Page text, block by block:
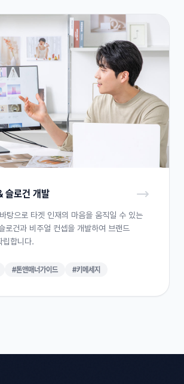
슬로건 개발
탕으로 타겟 인재의 마음을 움직일 수 있는
로건과 비주얼 컨셉을 개발하여 브랜드
립합니다.
#톤앤매너가이드 #키메세지